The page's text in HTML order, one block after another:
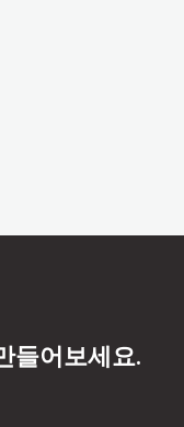
들어보세요.